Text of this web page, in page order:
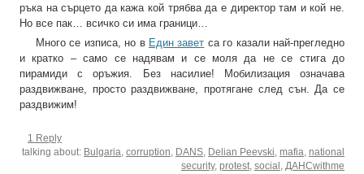
ръка на сърцето да кажа кой трябва да е директор там и кой не.
Но все пак… всичко си има граници…
Много се изписа, но в Един завет са го казали най-прегледно
и кратко – само се надявам и се моля да не се стига до
пирамиди с оръжия. Без насилие! Мобилизация означава
раздвижване, просто раздвижване, протягане след сън. Да се
раздвижим!
1 Reply
talking about: Bulgaria corruption DANS Delian Peevski mafia national
security, protest social
ДАНСwithme